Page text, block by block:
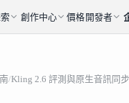
創作中心 價格開發者
/Kling 2.6 評測與原生音訊同